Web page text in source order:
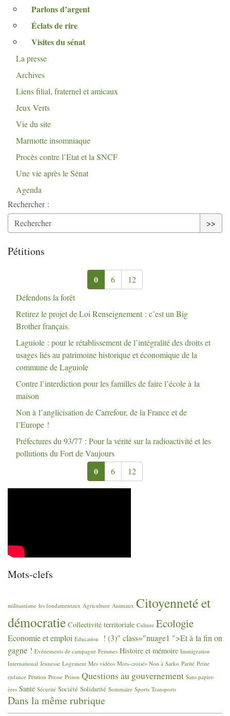
Parlons d’argent
Éclats de rire
Visites du sénat
La presse
Archives
Liens filial, fraternel et amicaux
Jeux Verts
Vie du site
Marmotte insomniaque
Procès contre l’Etat et la SNCF
Une vie après le Sénat
Agenda
Rechercher :
>>
Pétitions
0 6
12
Défendons la forêt
Retirez le projet de Loi Renseignement : c’est un Big
Brother français.
Laguiole : pour le rétablissement de l’intégralité des droits et
usages liés au patrimoine historique et économique de la
commune de Laguiole
Contre l’interdiction pour les familles de faire l’école à la
maison
Non à l’anglicisation de Carrefour, de la France et de
l’Europe !
Préfectures du 93/77 : Pour la vérité sur la radioactivité et les
pollutions du Fort de Vaujours
0 6 12
Mots-clefs
militantisme les fondamentaux Agriculture Animaux Citoyenneté et
démocratie Collectivité territoriale Culture Ecologie
Economie et emploi Education
! (3)" class="nuage1 ">Et à la fin on
gagne ! Evénements de campagne Femmes Histoire et mémoire Immigration
International Jeunesse Logement Mes vidéos Mots-croisés Non à Sarko Parité Petite
enfance Pétition Presse Prison Questions au gouvernement Sans papier-
ères Santé Sécurité Société Solidarité Sommaire Sports Transports
Dans la même rubrique